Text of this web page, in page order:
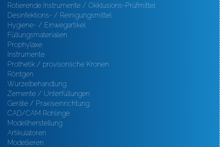
Rotierende Instrumente / Okklusions-Prüfmittel
Desinfektions- / Reinigungsmittel
Hygiene- / Einwegartikel
Füllungsmaterialien
Prophylaxe
Instrumente
Prothetik / provisorische Kronen
Röntgen
Wurzelbehandlung
Zemente / Unterfüllungen
Geräte / Praxiseinrichtung
CAD/CAM Rohlinge
Modellherstellung
Artikulatoren
Modellieren